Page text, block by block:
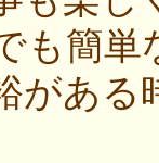
も簡
があ